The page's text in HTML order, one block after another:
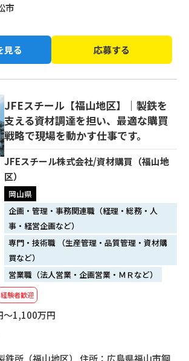
市
見る 応募する
JFEスチール【福山地区】｜製鉄を
支える資材調達を担い、最適な購買
戦略で現場を動かす仕事です。
JFEスチール株式会社/資材購買（福山地
区）
岡山県
企画・管理・事務関連職（経理・総務・人
事・経営企画など）
専門・技術職 （生産管理・品質管理・資材購
買など）
営業職（法人営業・企画営業・ＭＲなど）
経験者歓迎
～1,100万円
鉄所（福山地区） 住所：広島県福山市鋼